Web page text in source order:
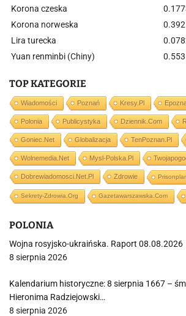
Korona czeska
Korona norweska
Lira turecka
Yuan renminbi (Chiny)
TOP KATEGORIE
Wiadomości Poznań Kresy.pl
Polonia Publicystyka Dziennik.com
Goniec.net Globalizacja TenPoznan.pl
Wolnemedia.net Mysl-Polska.pl
Dobrewiadomosci.net.pl Zdrowie
Sekrety-Zdrowia.org Gazetawarszawska.com
POLONIA
Wojna rosyjsko-ukraińska. Raport 08.08.2026
8 sierpnia 2026
Kalendarium historyczne: 8 sierpnia 1667 –
Hieronima Radziejowski…
8 sierpnia 2026